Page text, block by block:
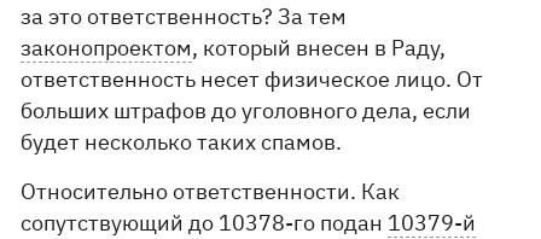
за это ответственность? За тем
законопроектом, который внесен в Раду,
ответственность несет физическое лицо. От
больших штрафов до уголовного дела, если
будет несколько таких спамов.
Относительно ответственности. Как
сопутствующий до 10378-го подан 10379-й